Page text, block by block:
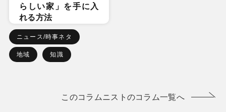
らしい家」を手に入
れる方法
ニュース/時事ネタ
地域 知識
このコラムニストのコラム一覧へ